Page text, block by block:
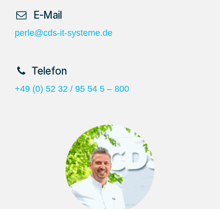
​ E-Mail
perle@cds-it-systeme.de
​Telefon
+49 (0) 52 32 / 95 54 5 – 800